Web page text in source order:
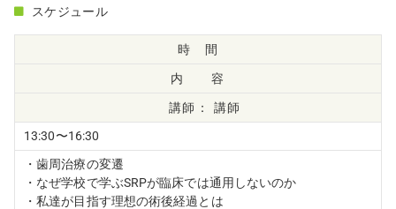
スケジュール
時 間
内 容
講師
13:30〜16:30
・歯周治療の変遷
・なぜ学校で学ぶSRPが臨床では通用しないのか
・私達が目指す理想の術後経過とは